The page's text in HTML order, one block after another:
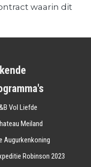
waarin dit
Vol Liefde
Meiland
Augurkenkoning
Robinson 2023